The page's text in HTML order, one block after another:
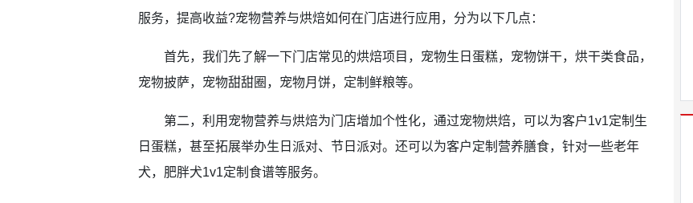
服务，提高收益?宠物营养与烘焙如何在门店进行应用，分为以下几点：
首先，我们先了解一下门店常见的烘焙项目，宠物生日蛋糕，宠物饼干，烘干类食品，
宠物披萨，宠物甜甜圈，宠物月饼，定制鲜粮等。
第二，利用宠物营养与烘焙为门店增加个性化，通过宠物烘焙，可以为客户1v1定制生
日蛋糕，甚至拓展举办生日派对、节日派对。还可以为客户定制营养膳食，针对一些老年
犬，肥胖犬1v1定制食谱等服务。